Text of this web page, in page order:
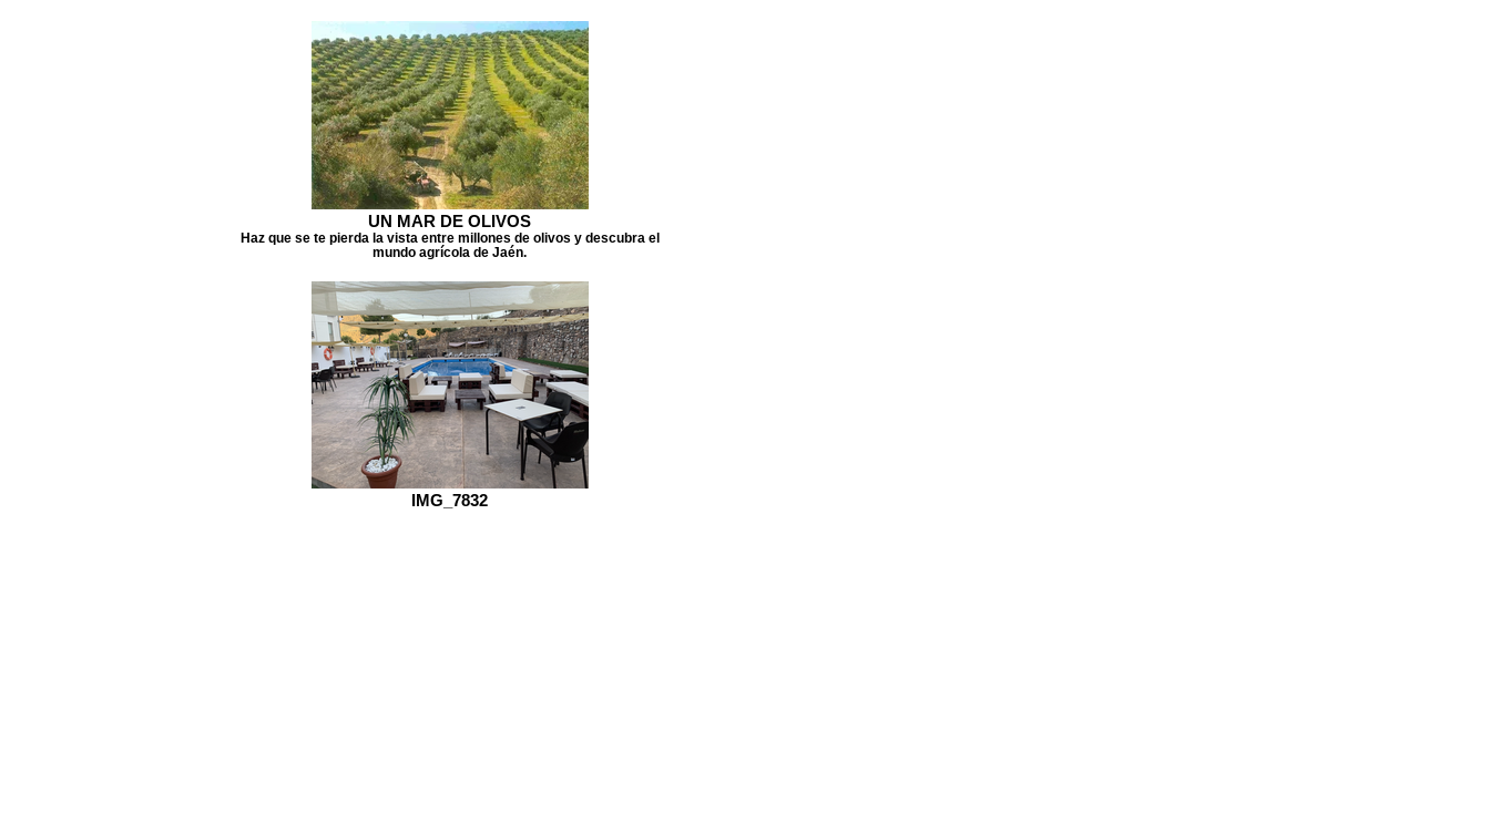
UN MAR DE OLIVOS
Haz que se te pierda la vista entre millones de olivos y descubra el
mundo agrícola de Jaén.
IMG_7832